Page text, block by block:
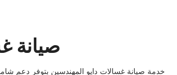
صيانة
خدمة صيانة غسالات دايو المهندسين بتوفر دعم